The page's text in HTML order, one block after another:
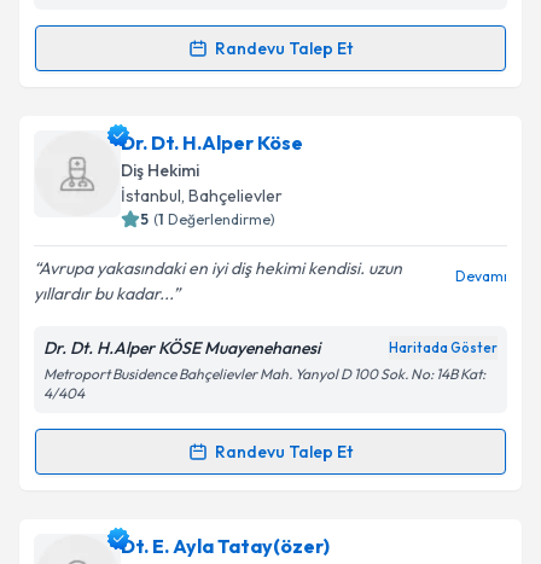
Kişisel verilerimin işlenmesine ilişkinAydınlatma
'ni okudum ve kişisel verilerimin belirtilen
kapsamda işlenmesini kabul ediyorum.
Takvim Talebini Gönder
Randevu Talep Et
Randevu Takvimi Talebi
Dt. Işıl Hatipoğluiçin randevu takvimi talebi
oluşturun. Size bu uzmandan randevu almanız için bir
takvim hazırlandığında e-posta ile bilgilendireceğiz.
Kişisel verilerimin işlenmesine ilişkin
Aydınlatma
Metni'ni okudum ve kişisel verilerimin belirtilen
Takvim Talebini Gönder
Dr. Dt. H.Alper Köse
Diş Hekimi
İstanbul, Bahçelievler
5 (1 Değerlendirme)
Avrupa yakasındaki en iyi diş hekimi kendisi. uzun
yıllardır bu kadar...
Devamı
Dr. Dt. H.Alper KÖSE Muayenehanesi Haritada Göster
Metroport Busidence Bahçelievler Mah. Yanyol D 100 Sok. No: 14B Kat:
4/404
Randevu Talep Et
Randevu Takvimi Talebi
Dr. Dt. H.Alper Köseiçin randevu takvimi talebi
Dt. E. Ayla Tatay(özer)